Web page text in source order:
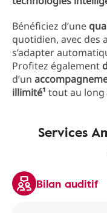
Bénéficiez d’une
quotidien, avec des
s’adapter
Profitez également
d’un
illimité¹ tout au long
Services
Bilan auditif